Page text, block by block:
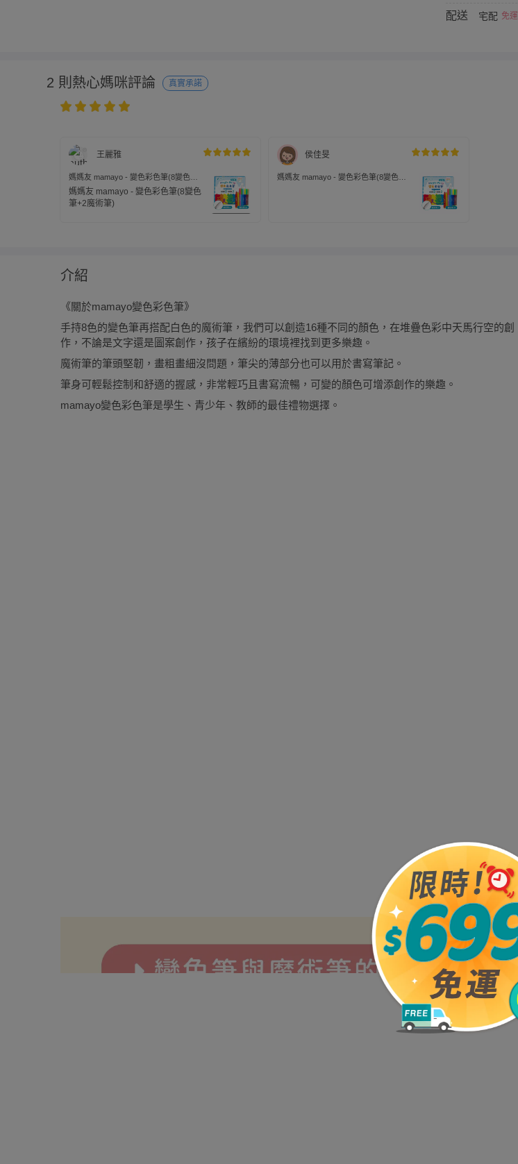
配送 宅配 免運
2 則熱心媽咪評論 真實承諾
王麗雅
媽媽友 mamayo - 變色彩色筆(8變色筆
+2魔術筆)
媽媽友 mamayo - 變色彩色筆(8變色
筆+2魔術筆)
侯佳旻
媽媽友 mamayo - 變色彩色筆(8變色筆
介紹
《關於mamayo變色彩色筆》
手持8色的變色筆再搭配白色的魔術筆，我們可以創造16種不同的顏色，在堆疊色彩中天馬行空的創
作，不論是文字還是圖案創作，孩子在繽紛的環境裡找到更多樂趣。
魔術筆的筆頭堅韌，畫粗畫細沒問題，筆尖的薄部分也可以用於書寫筆記。
筆身可輕鬆控制和舒適的握感，非常輕巧且書寫流暢，可變的顏色可增添創作的樂趣。
mamayo變色彩色筆是學生、青少年、教師的最佳禮物選擇。